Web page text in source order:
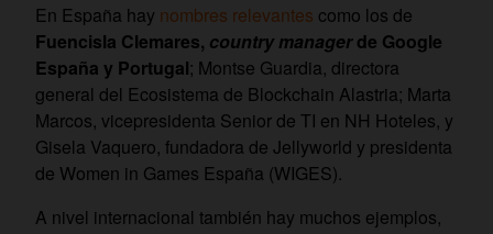
En España hay nombres relevantes como los de
Fuencisla Clemares, country managerde Google
España y Portugal; Montse Guardia, directora
general del Ecosistema de Blockchain Alastria; Marta
Marcos, vicepresidenta Senior de TI en NH Hoteles, y
Gisela Vaquero, fundadora de Jellyworld y presidenta
de Women in Games España (WIGES).
A nivel internacional también hay muchos ejemplos,